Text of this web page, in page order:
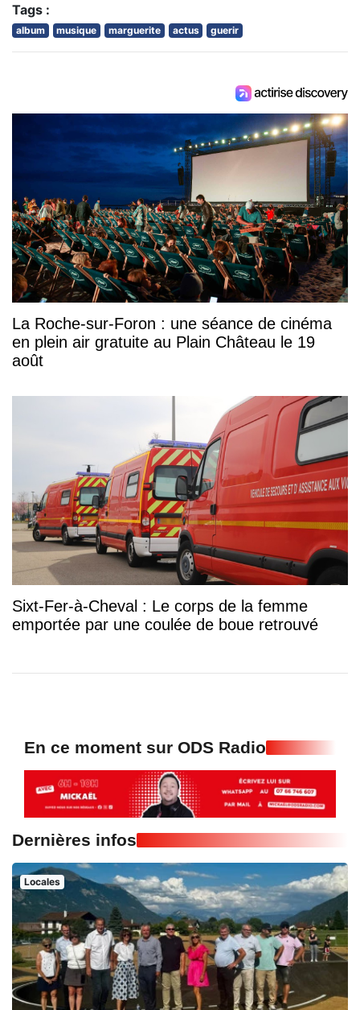
Tags :
album musique marguerite actus guerir
La Roche-sur-Foron : une séance de cinéma
en plein air gratuite au Plain Château le 19
août
Sixt-Fer-à-Cheval : Le corps de la femme
emportée par une coulée de boue retrouvé
En ce moment sur ODS Radio
Dernières infos
Locales